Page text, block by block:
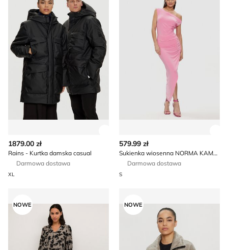
1879.00 zł
Rains - Kurtka damska casual
Darmowa dostawa
XL
579.99 zł
Sukienka wiosenna NORMA KAMALI
Darmowa dostawa
S
NOWE NOWE